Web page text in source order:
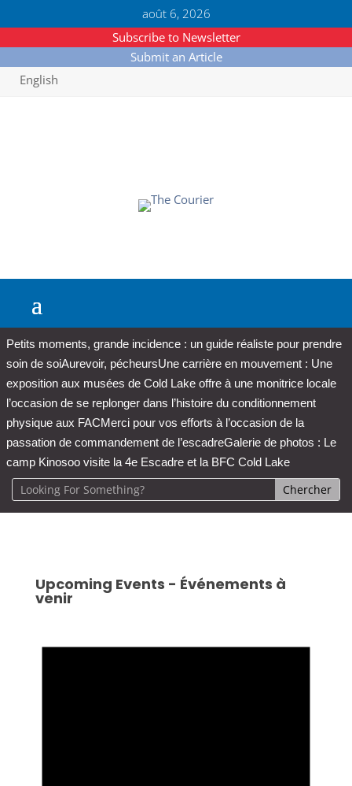
août 6, 2026
Subscribe to Newsletter
Submit an Article
English
Petits moments, grande incidence : un guide réaliste pour prendre
soin de soiAurevoir, pécheursUne carrière en mouvement : Une
exposition aux musées de Cold Lake offre à une monitrice locale
l’occasion de se replonger dans l’histoire du conditionnement
physique aux FACMerci pour vos efforts à l’occasion de la
passation de commandement de l’escadreGalerie de photos : Le
camp Kinosoo visite la 4e Escadre et la BFC Cold Lake
Upcoming Events - Événements à
venir